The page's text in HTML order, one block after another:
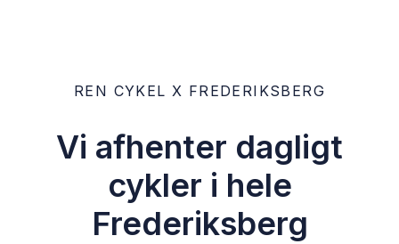
REN CYKEL X FREDERIKSBERG
Vi afhenter dagligt
cykler i hele
Frederiksberg